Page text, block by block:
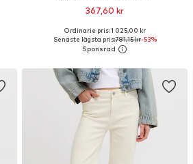
367,60 kr
Tillgänglig i många storlekar
Lägg till i varukorgen
Ordinarie pris: 1 025,00 kr
Senaste lägsta pris:781,15 kr-53%